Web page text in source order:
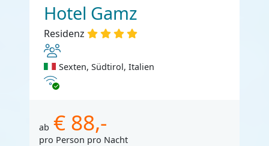
Hotel Gamz
Residenz
Sexten, Südtirol, Italien
Internet
ab € 88,-
pro Person pro Nacht